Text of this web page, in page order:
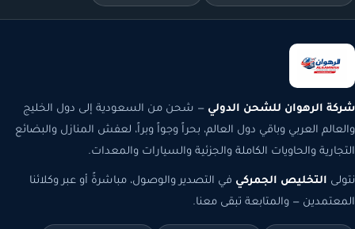
شركة الرهوان للشحن الدولي — شحن من السعودية إلى دول الخليج
والعالم العربي وباقي دول العالم، بحراً وجواً وبراً، لعفش المنازل والبضائع
التجارية والحاويات الكاملة والجزئية والسيارات والمعدات.
نتولى التخليص الجمركي في التصدير والوصول، مباشرةً أو عبر وكلائنا
المعتمدين — والمتابعة تبقى معنا.